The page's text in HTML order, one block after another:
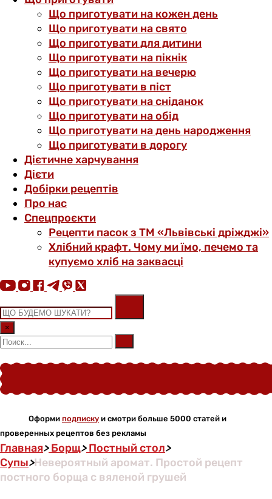
Що приготувати на кожен день
Що приготувати на свято
Що приготувати для дитини
Що приготувати на пікнік
Що приготувати на вечерю
Що приготувати в піст
Що приготувати на сніданок
Що приготувати на обід
Що приготувати на день народження
Що приготувати в дорогу
Дієтичне харчування
Дієти
Добірки рецептів
Про нас
Спецпроєкти
Рецепти пасок з ТМ «Львівські дріжджі»
Хлібний крафт. Чому ми їмо, печемо та
купуємо хліб на заквасці
×
Оформи подписку и смотри больше 5000 статей и
проверенных рецептов без рекламы
Главная>Борщ>Постный стол>
Супы>Невероятный аромат. Простой рецепт
постного борща с вяленой грушей